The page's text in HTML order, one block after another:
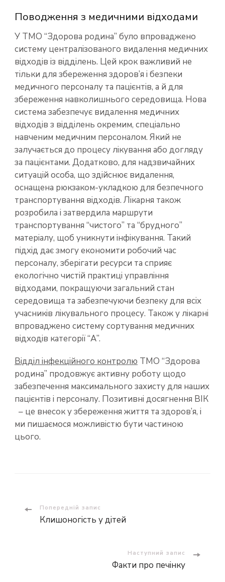
Поводження з медичними відходами
У ТМО “Здорова родина” було впроваджено
систему централізованого видалення медичних
відходів із відділень. Цей крок важливий не
тільки для збереження здоров’я і безпеки
медичного персоналу та пацієнтів, а й для
збереження навколишнього середовища. Нова
система забезпечує видалення медичних
відходів з відділень окремим, спеціально
навченим медичним персоналом. Який не
залучається до процесу лікування або догляду
за пацієнтами. Додатково, для надзвичайних
ситуацій особа, що здійснює видалення,
оснащена рюкзаком-укладкою для безпечного
транспортування відходів. Лікарня також
розробила і затвердила маршрути
транспортування “чистого” та “брудного”
матеріалу, щоб уникнути інфікування. Такий
підхід дає змогу економити робочий час
персоналу, зберігати ресурси та сприяє
екологічно чистій практиці управління
відходами, покращуючи загальний стан
середовища та забезпечуючи безпеку для всіх
учасників лікувального процесу. Також у лікарні
впроваджено систему сортування медичних
відходів категорії “А”.
Відділ інфекційного контролю ТМО “Здорова
родина” продовжує активну роботу щодо
забезпечення максимального захисту для наших
пацієнтів і персоналу. Позитивні досягнення ВІК
– це внесок у збереження життя та здоров’я, і
ми пишаємося можливістю бути частиною
цього.
Навігація
Попередній запис
Клишоногість у дітей
Наступний запис
Факти про печінку